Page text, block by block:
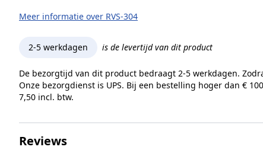
Meer informatie over RVS-304
2-5 werkdagen is de levertijd van dit product
De bezorgtijd van dit product bedraagt 2-5 werkdagen.
Onze bezorgdienst is UPS. Bij een bestelling hoger dan €
7,50 incl. btw.
Reviews